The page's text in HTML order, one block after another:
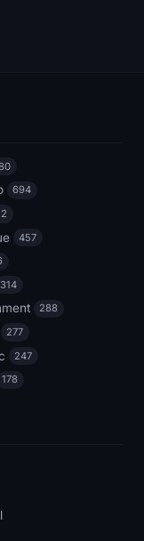
694
457
314
288
277
247
178